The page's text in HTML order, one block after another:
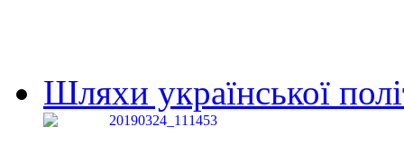
Шляхи української